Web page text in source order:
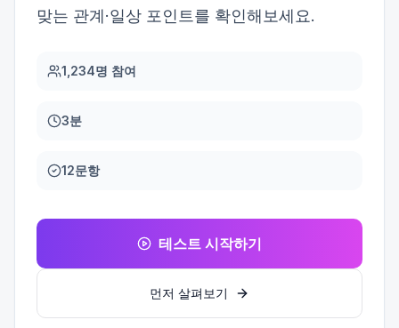
맞는 관계·일상 포인트를 확인해보세요.
1,234명 참여
3분
12문항
테스트 시작하기
먼저 살펴보기